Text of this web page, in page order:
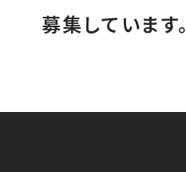
募集しています。